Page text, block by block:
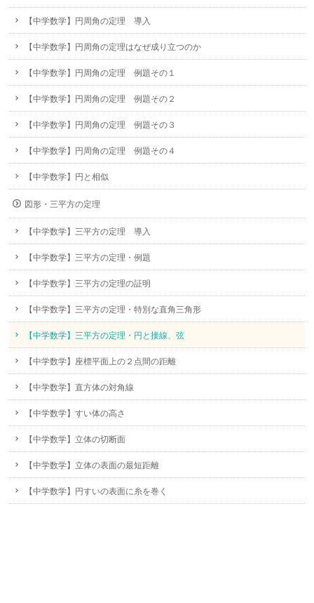
【中学数学】円周角の定理 導入
【中学数学】円周角の定理はなぜ成り立つのか
【中学数学】円周角の定理 例題その１
【中学数学】円周角の定理 例題その２
【中学数学】円周角の定理 例題その３
【中学数学】円周角の定理 例題その４
【中学数学】円と相似
図形・三平方の定理
【中学数学】三平方の定理 導入
【中学数学】三平方の定理・例題
【中学数学】三平方の定理の証明
【中学数学】三平方の定理・特別な直角三角形
【中学数学】三平方の定理・円と接線、弦
【中学数学】座標平面上の２点間の距離
【中学数学】直方体の対角線
【中学数学】すい体の高さ
【中学数学】立体の切断面
【中学数学】立体の表面の最短距離
【中学数学】円すいの表面に糸を巻く